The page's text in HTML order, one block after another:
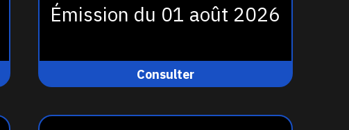
Émission du 01 août 2026
Consulter